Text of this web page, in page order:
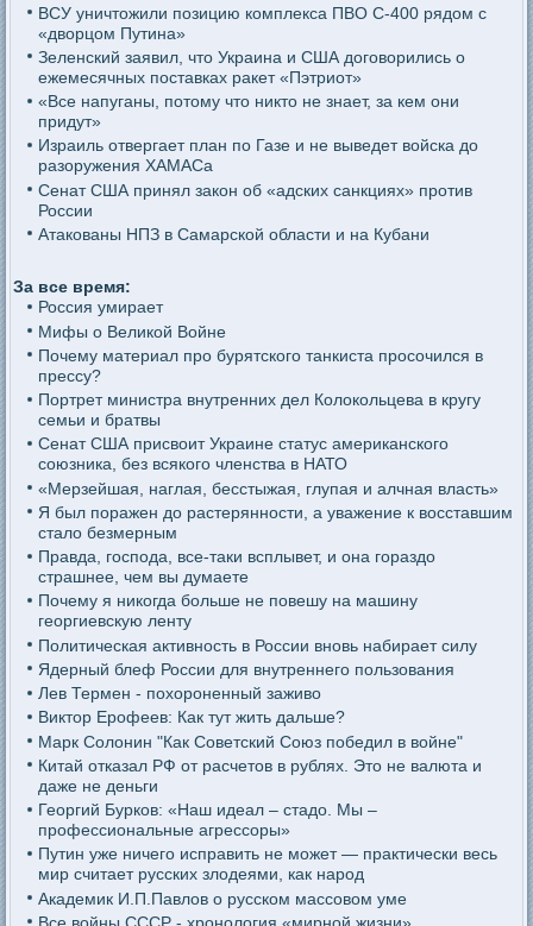
ВСУ уничтожили позицию комплекса ПВО С-400 рядом с
«дворцом Путина»
Зеленский заявил, что Украина и США договорились о
ежемесячных поставках ракет «Пэтриот»
«Все напуганы, потому что никто не знает, за кем они
придут»
Израиль отвергает план по Газе и не выведет войска до
разоружения ХАМАСа
Сенат США принял закон об «адских санкциях» против
России
Атакованы НПЗ в Самарской области и на Кубани
За все время:
Россия умирает
Мифы о Великой Войне
Почему материал про бурятского танкиста просочился в
прессу?
Портрет министра внутренних дел Колокольцева в кругу
семьи и братвы
Сенат США присвоит Украине статус американского
союзника, без всякого членства в НАТО
«Мерзейшая, наглая, бесстыжая, глупая и алчная власть»
Я был поражен до растерянности, а уважение к восставшим
стало безмерным
Правда, господа, все-таки всплывет, и она гораздо
страшнее, чем вы думаете
Почему я никогда больше не повешу на машину
георгиевскую ленту
Политическая активность в России вновь набирает силу
Ядерный блеф России для внутреннего пользования
Лев Термен - похороненный заживо
Виктор Ерофеев: Как тут жить дальше?
Марк Солонин "Как Советский Союз победил в войне"
Китай отказал РФ от расчетов в рублях. Это не валюта и
даже не деньги
Георгий Бурков: «Наш идеал – стадо. Мы –
профессиональные агрессоры»
Путин уже ничего исправить не может — практически весь
мир считает русских злодеями, как народ
Академик И.П.Павлов о русском массовом уме
Все войны СССР - хронология «мирной жизни»